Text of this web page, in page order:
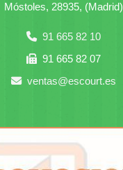
Móstoles, 28935, (Madrid)
91 665 82 10
91 665 82 07
ventas
escourt.es